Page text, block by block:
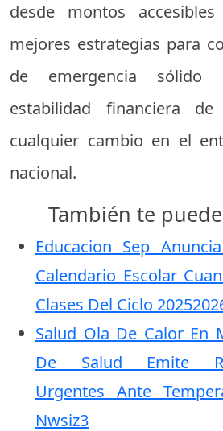
desde montos
mejores estrategias para
de emergencia
estabilidad financiera
cualquier cambio en el
nacional.
También te
Educacion Sep
Calendario Escolar
Clases Del Ciclo
Salud Ola De Calor En
De Salud Emite
Urgentes Ante
Nwsiz3